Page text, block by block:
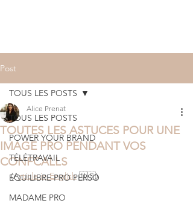
Post
TOUS LES POSTS
POWER YOUR BRAND
TÉLÉTRAVAIL
EQUILIBRE PRO PERSO
MADAME PRO
TOUS LES POSTS
TOUTES LES ASTUCES POUR UNE
IMAGE PRO PENDANT VOS
CONFCALLS
Alice Prenat
(Article in English 🇺🇸)